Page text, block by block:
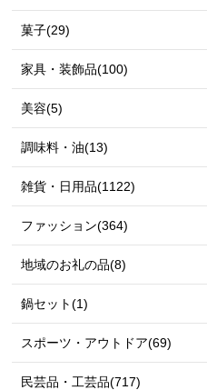
菓子(29)
家具・装飾品(100)
美容(5)
調味料・油(13)
雑貨・日用品(1122)
ファッション(364)
地域のお礼の品(8)
鍋セット(1)
スポーツ・アウトドア(69)
民芸品・工芸品(717)